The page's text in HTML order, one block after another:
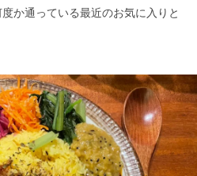
か通っている最近のお気に入りと